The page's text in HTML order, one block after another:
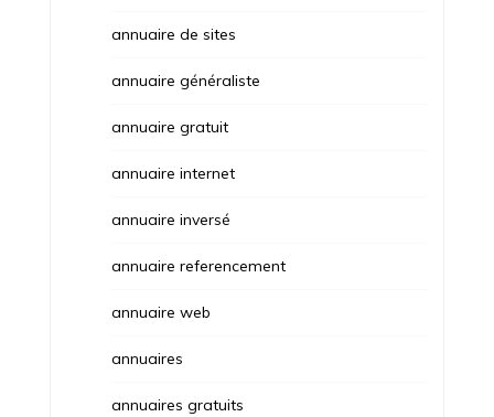
annuaire de sites
annuaire généraliste
annuaire gratuit
annuaire internet
annuaire inversé
annuaire referencement
annuaire web
annuaires
annuaires gratuits